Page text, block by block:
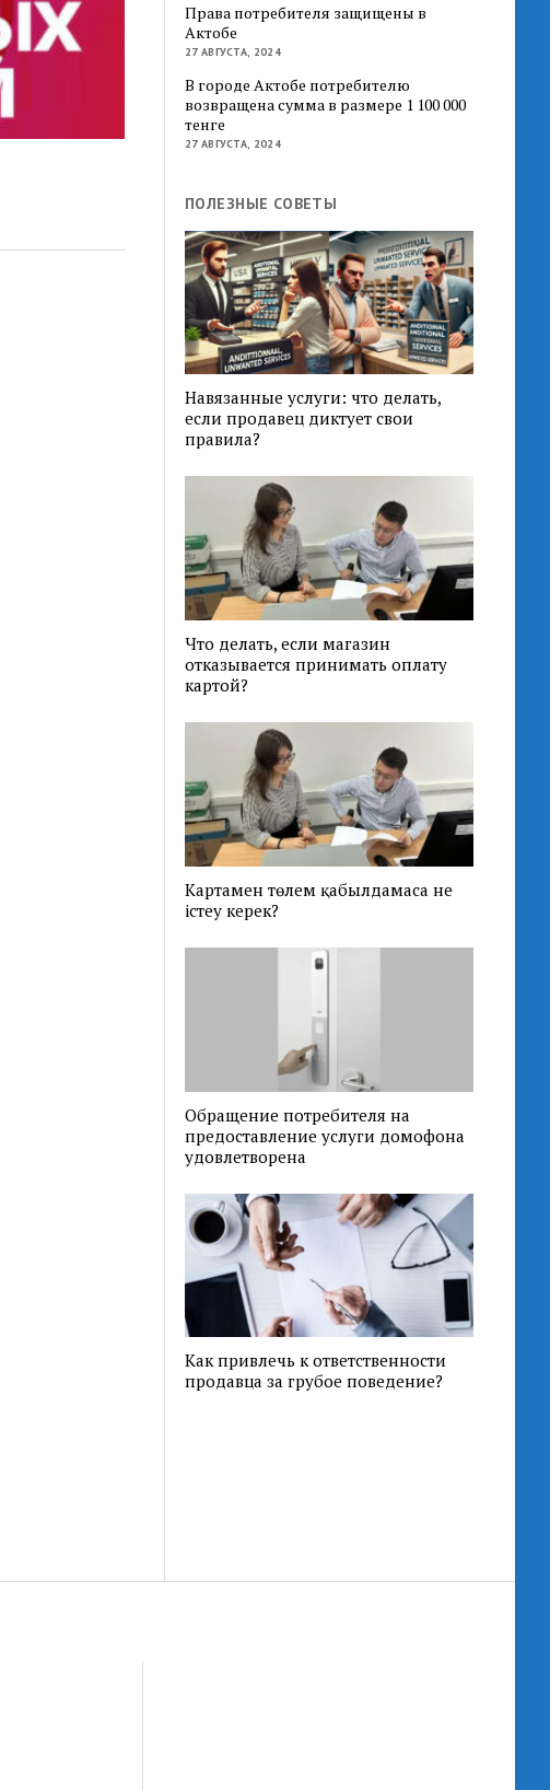
Права потребителя защищены в
Актобе
27 АВГУСТА, 2024
В городе Актобе потребителю
возвращена сумма в размере 1 100 000
тенге
27 АВГУСТА, 2024
ПОЛЕЗНЫЕ СОВЕТЫ
Навязанные услуги: что делать,
если продавец диктует свои
правила?
Что делать, если магазин
отказывается принимать оплату
картой?
Картамен төлем қабылдамаса не
істеу керек?
Обращение потребителя на
предоставление услуги домофона
удовлетворена
Как привлечь к ответственности
продавца за грубое поведение?